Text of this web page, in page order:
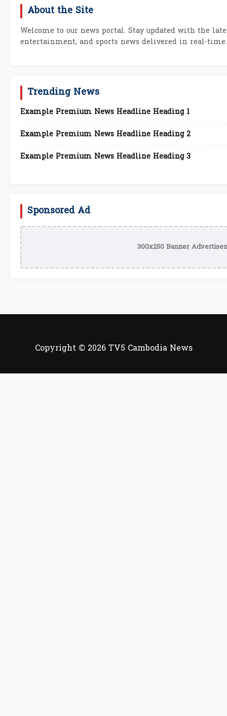
About the Site
Welcome to our news portal. Stay updated with the
entertainment, and sports news delivered in real-time.
Trending News
Example Premium News Headline Heading 1
Example Premium News Headline Heading 2
Example Premium News Headline Heading 3
Sponsored Ad
300x250 Banner
Copyright © 2026 TV5 Cambodia News